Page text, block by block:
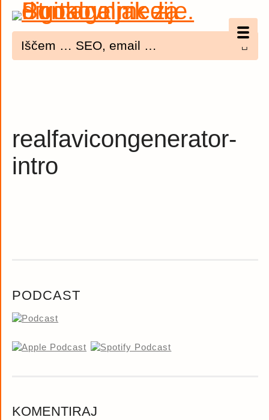
E-mail
realfavicongenerator-
intro
PODCAST
KOMENTIRAJ